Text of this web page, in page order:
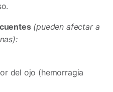
(pueden afectar a
del ojo (hemorragia